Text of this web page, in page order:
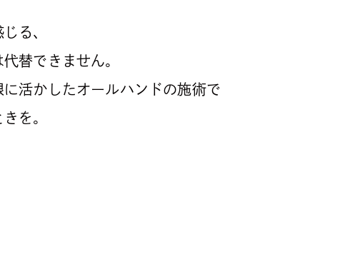
る、
替できません。
活かしたオールハンドの施術で
を。